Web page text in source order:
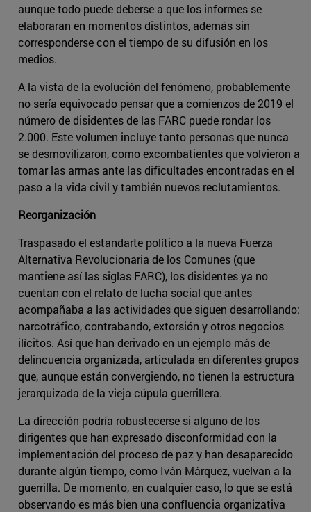
aunque todo puede deberse a que los informes se
elaboraran en momentos distintos, además sin
corresponderse con el tiempo de su difusión en los
medios.
A la vista de la evolución del fenómeno, probablemente
no sería equivocado pensar que a comienzos de 2019 el
número de disidentes de las FARC puede rondar los
2.000. Este volumen incluye tanto personas que nunca
se desmovilizaron, como excombatientes que volvieron a
tomar las armas ante las dificultades encontradas en el
paso a la vida civil y también nuevos reclutamientos.
Reorganización
Traspasado el estandarte político a la nueva Fuerza
Alternativa Revolucionaria de los Comunes (que
mantiene así las siglas FARC), los disidentes ya no
cuentan con el relato de lucha social que antes
acompañaba a las actividades que siguen desarrollando:
narcotráfico, contrabando, extorsión y otros negocios
ilícitos­. Así que han derivado en un ejemplo más de
delincuencia organizada, articulada en diferentes grupos
que, aunque están convergiendo, no tienen la estructura
jerarquizada de la vieja cúpula guerrillera.
La dirección podría robustecerse si alguno de los
dirigentes que han expresado disconformidad con la
implementación del proceso de paz y han desaparecido
durante algún tiempo, como Iván Márquez, vuelvan a la
guerrilla. De momento, en cualquier caso, lo que se está
observando es más bien una confluencia organizativa